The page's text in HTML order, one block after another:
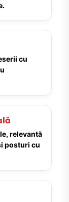
cu
relevantă
posturi cu